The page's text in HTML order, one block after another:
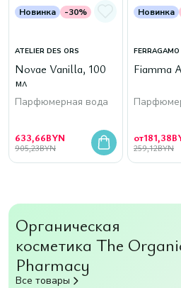
Новинка -30%
ATELIER DES ORS
Novae Vanilla, 100
мл
Парфюмерная вода
633,66BYN
905,23BYN
Новинка
FERRAGAMO
Fiamma
от181,38
259,12BYN
Органическая
косметика The
Pharmacy
Все товары